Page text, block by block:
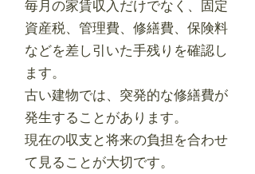
毎月の家賃収入だけでなく、固定
資産税、管理費、修繕費、保険料
などを差し引いた手残りを確認し
ます。
古い建物では、突発的な修繕費が
発生することがあります。
現在の収支と将来の負担を合わせ
て見ることが大切です。